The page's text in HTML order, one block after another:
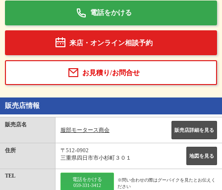
電話をかける
来店・オンライン相談予約
お見積り/お問合せ
販売店情報
販売店名
服部モータース商会
販売店詳細を見る
住所
地図を見る
〒512-0902
三重県四日市市小杉町３０１
TEL
電話をかける
059-331-3412
※問い合わせの際はグーバイクを見たとお伝えく
ださい